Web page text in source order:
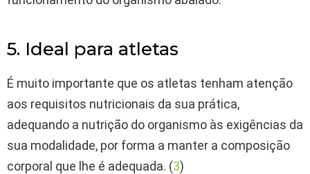
5. Ideal para atletas
É muito importante que os atletas tenham atenção
aos requisitos nutricionais da sua prática,
adequando a nutrição do organismo às exigências da
sua modalidade, por forma a manter a composição
corporal que lhe é adequada. (3)